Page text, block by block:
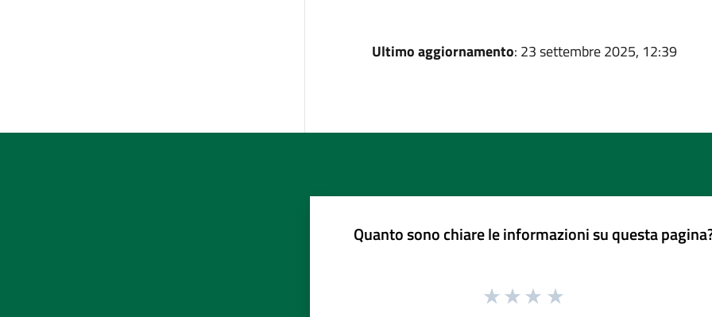
Ultimo aggiornamento: 23 settembre 2025, 12:39
Quanto sono chiare le informazioni su questa